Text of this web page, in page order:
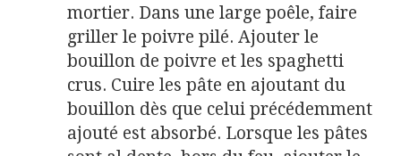
mortier. Dans une large poêle, faire
griller le poivre pilé. Ajouter le
bouillon de poivre et les spaghetti
crus. Cuire les pâte en ajoutant du
bouillon dès que celui précédemment
ajouté est absorbé. Lorsque les pâtes